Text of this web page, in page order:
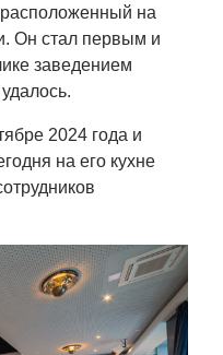
на
Он стал первым и
заведением
2024 года и
на его кухне